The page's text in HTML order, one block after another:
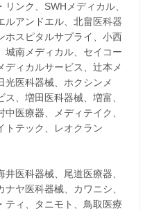
ンク、SWHメディカル、
ルアンドエル、北畠医科器
ホスピタルサプライ、小西
城南メディカル、セイコー
ディカルサービス、辻本メ
光医科器械、ホクシンメ
、増田医科器械、増富、
医療器、メディテイク、
トテック、レオクラン
医科器械、尾道医療器、
ヤ医科器械、カワニシ、
ティ、タニモト、鳥取医療